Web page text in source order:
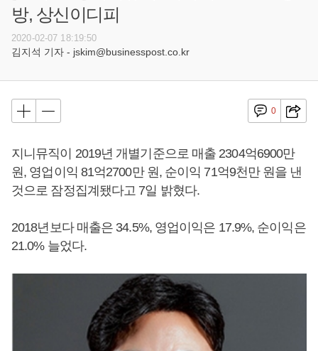
방, 상신이디피
2020-02-07 18:19:50
김지석 기자 - jskim@businesspost.co.kr
0
지니뮤직이 2019년 개별기준으로 매출 2304억6900만
원, 영업이익 81억2700만 원, 순이익 71억9천만 원을 낸
것으로 잠정집계됐다고 7일 밝혔다.
2018년보다 매출은 34.5%, 영업이익은 17.9%, 순이익은
21.0% 늘었다.